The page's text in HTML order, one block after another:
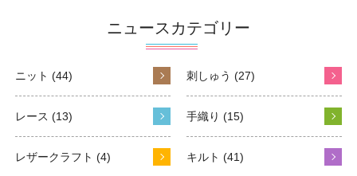
ニュースカテゴリー
ニット (44) 刺しゅう (27)
レース (13) 手織り (15)
レザークラフト (4) キルト (41)